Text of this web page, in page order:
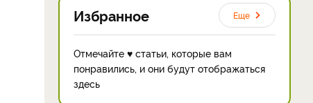
Избранное Еще
Отмечайте ♥ статьи, которые вам
понравились, и они будут отображаться
здесь